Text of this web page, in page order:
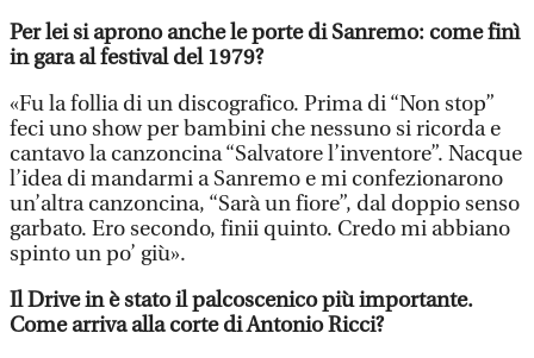
Per lei si aprono anche le porte di Sanremo: come finì
in gara al festival del 1979?
«Fu la follia di un discografico. Prima di “Non stop”
feci uno show per bambini che nessuno si ricorda e
cantavo la canzoncina “Salvatore l’inventore”. Nacque
l’idea di mandarmi a Sanremo e mi confezionarono
un’altra canzoncina, “Sarà un fiore”, dal doppio senso
garbato. Ero secondo, finii quinto. Credo mi abbiano
spinto un po’ giù».
Il Drive in è stato il palcoscenico più importante.
Come arriva alla corte di Antonio Ricci?